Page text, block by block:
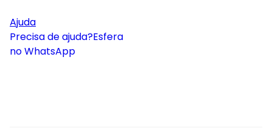
Ajuda
Precisa de ajuda?Esfera
no WhatsApp